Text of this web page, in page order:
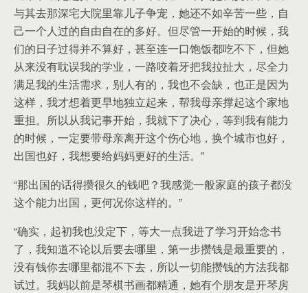
与其去那深宅大院里靠儿子争宠，她还不如辛苦一些，自
己一个人过的自由自在的多好。但尽管一开始的时候，我
们的日子过得并不算好，甚至连一口饱饭都吃不下，但她
从来没有耽误我的学业，一路咬着牙把我拉扯大，尽全力
满足我的生活需求，别人有的，我也不会缺，也正是因为
这样，我才想着更早地独立起来，帮我母亲撑起这个家地
重担。所以从我记事开始，我就下了决心，等到我有能力
的时候，一定要带母亲离开这个伤心地，换个城市也好，
出国也好，我想要给妈妈更好的生活。”
“那出国的话得攒很久的钱吧？我感觉一般家庭的孩子都没
这个能力出国，更何况你这样的。”
“确实，起初我也没定下，等大一点我进了学习开始念书
了，我知道不论以后要去哪里，第一步攒钱是最重要的，
没有钱你去哪里都混不下去，所以一切能攒钱的方法我都
试过。我妈以前是琴棋书画都精通，她有个朋友是开琴房